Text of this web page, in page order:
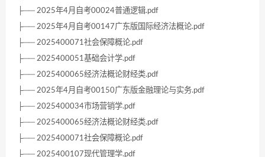
├── 2025年4月自考00024普通逻辑.pdf
├── 2025年4月自考00147广东版国际经济法概论.pdf
├── 2025400071社会保障概论.pdf
├── 2025400051基础会计学.pdf
├── 2025400065经济法概论财经类.pdf
├── 2025年4月自考00150广东版金融理论与实务.pdf
├── 2025400034市场营销学.pdf
├── 2025400065经济法概论财经类.pdf
├── 2025400071社会保障概论.pdf
├── 2025400107现代管理学.pdf